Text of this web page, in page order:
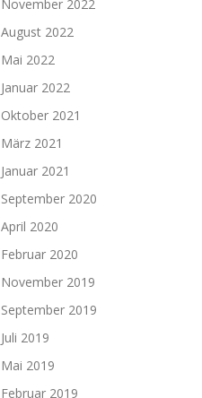
November 2022
August 2022
Mai 2022
Januar 2022
Oktober 2021
März 2021
Januar 2021
September 2020
April 2020
Februar 2020
November 2019
September 2019
Juli 2019
Mai 2019
Februar 2019